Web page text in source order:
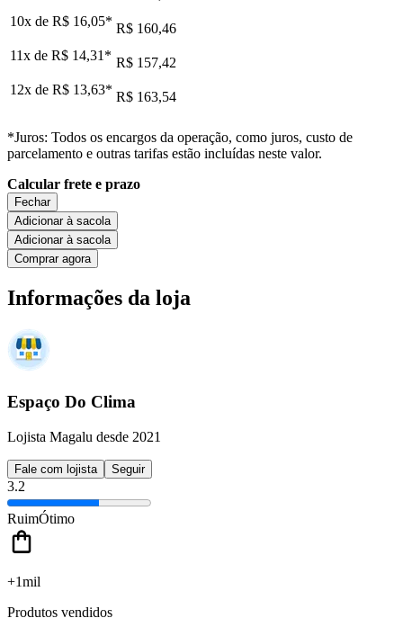
10x de R$ 16,05* R$ 160,46
11x de R$ 14,31* R$ 157,42
12x de R$ 13,63* R$ 163,54
*Juros: Todos os encargos da operação, como juros, custo de
parcelamento e outras tarifas estão incluídas neste valor.
Calcular frete e prazo
Fechar
Adicionar à sacola
Adicionar à sacola
Comprar agora
Informações da loja
Espaço Do Clima
Lojista Magalu desde 2021
Fale com lojista Seguir
3.2
RuimÓtimo
+1mil
Produtos vendidos